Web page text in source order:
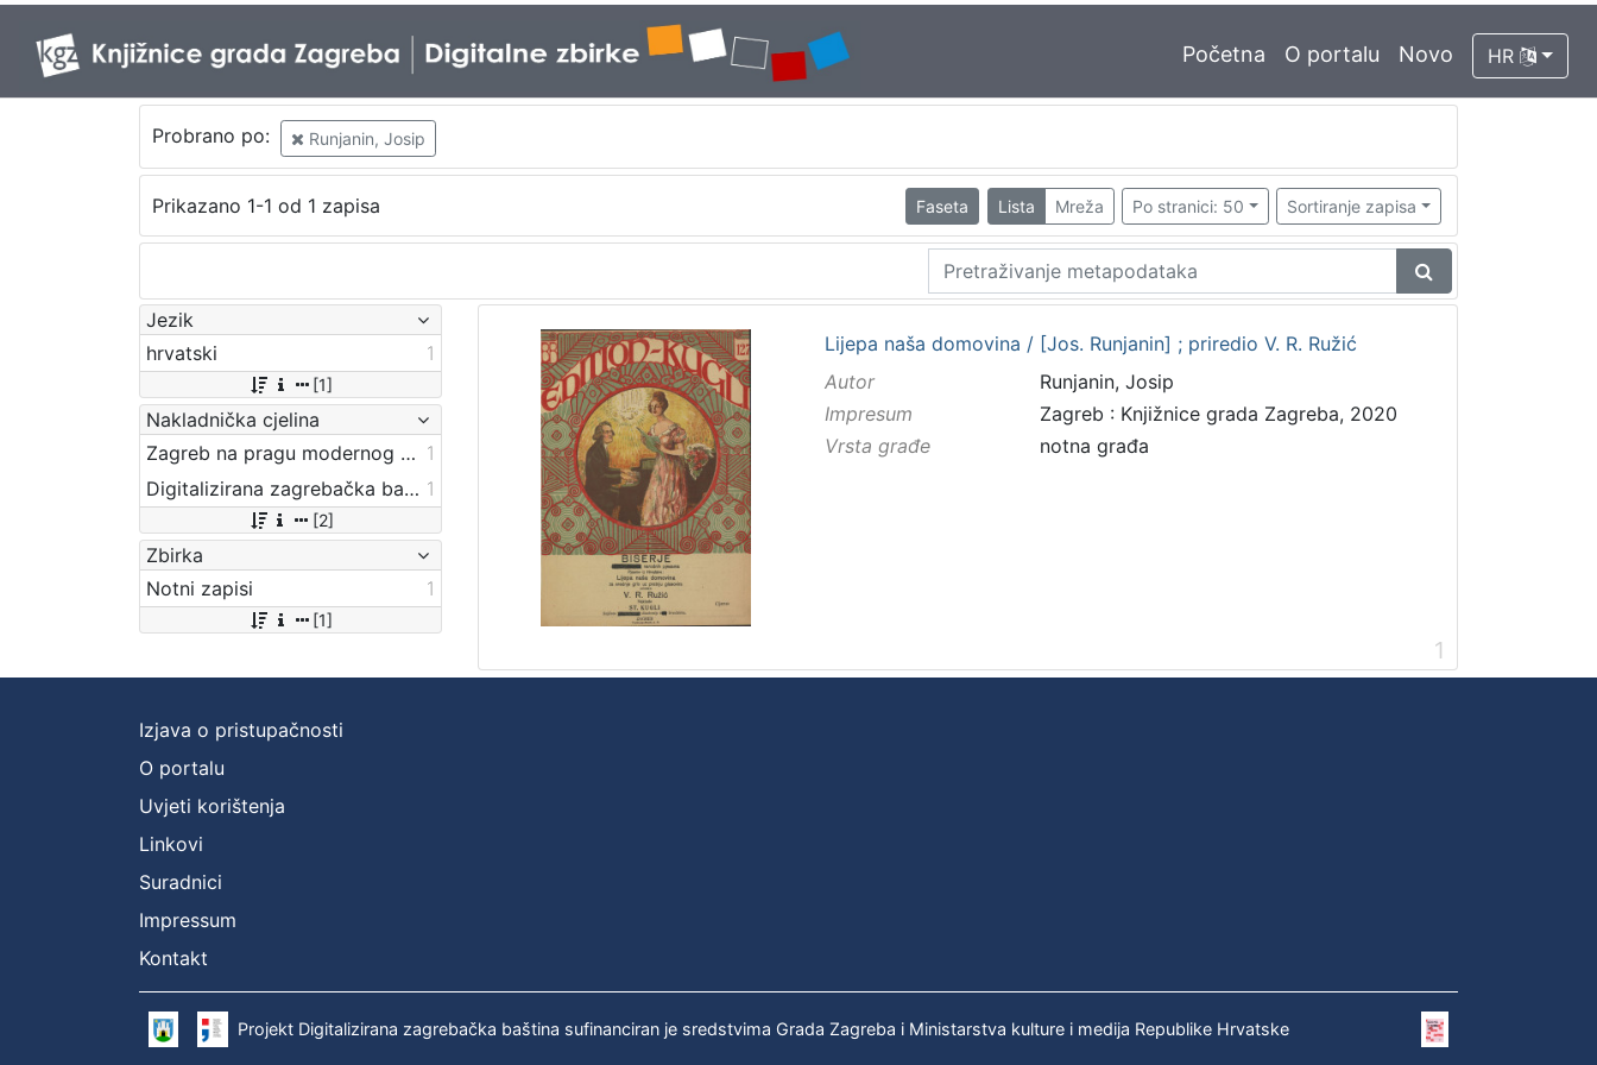
Početna O portalu Novo HR
Probrano po: Runjanin, Josip
Prikazano 1-1 od 1 zapisa Faseta Lista Mreža Po stranici: 50 Sortiranje zapisa
Jezik
hrvatski
1
[1]
Nakladnička cjelina
Zagreb na pragu modernog doba 1
Digitalizirana zagrebačka baština 1
[2]
Zbirka
Notni zapisi
1
[1]
Lijepa naša domovina / [Jos. Runjanin] ; priredio V. R. Ružić
Autor
Runjanin, Josip
Impresum
Zagreb : Knjižnice grada Zagreba, 2020
Vrsta građe
notna građa
1
Izjava o pristupačnosti
O portalu
Uvjeti korištenja
Linkovi
Suradnici
Impressum
Kontakt
Projekt Digitalizirana zagrebačka baština sufinanciran je sredstvima Grada Zagreba i Ministarstva kulture i medija Republike Hrvatske